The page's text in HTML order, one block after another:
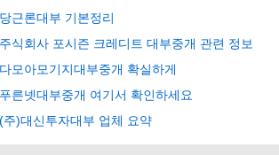
당근론대부 기본정리
주식회사 포시즌 크레디트 대부중개 관련 정보
다모아모기지대부중개 확실하게
푸른넷대부중개 여기서 확인하세요
(주)대신투자대부 업체 요약